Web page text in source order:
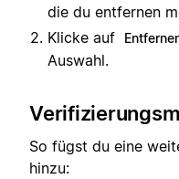
die du entfernen
Klicke auf
Auswahl.
So fügst du eine
hinzu: